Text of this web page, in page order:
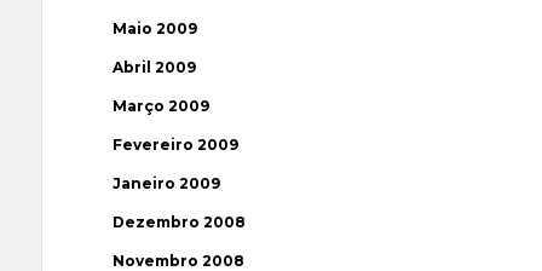
Maio 2009
Abril 2009
Março 2009
Fevereiro 2009
Janeiro 2009
Dezembro 2008
Novembro 2008